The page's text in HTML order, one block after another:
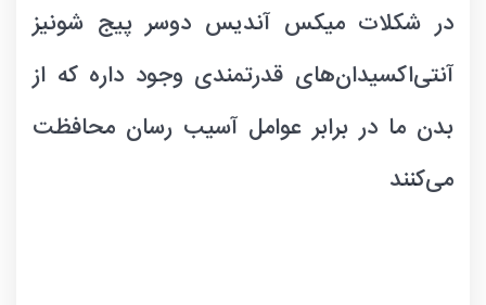
در شکلات میکس آندیس دوسر پیج شونیز
آنتی‌اکسیدان‌های قدرتمندی وجود داره که از
بدن ما در برابر عوامل آسیب رسان محافظت
می‌کنند